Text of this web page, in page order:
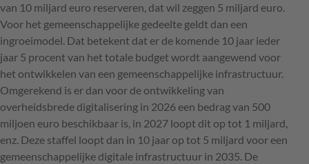
van 10 miljard euro reserveren, dat wil zeggen 5 miljard euro.
Voor het gemeenschappelijke gedeelte geldt dan een
ingroeimodel. Dat betekent dat er de komende 10 jaar ieder
jaar 5 procent van het totale budget wordt aangewend voor
het ontwikkelen van een gemeenschappelijke infrastructuur.
Omgerekend is er dan voor de ontwikkeling van
overheidsbrede digitalisering in 2026 een bedrag van 500
miljoen euro beschikbaar is, in 2027 loopt dit op tot 1 miljard,
enz. Deze staffel loopt dan in 10 jaar op tot 5 miljard voor een
gemeenschappelijke digitale infrastructuur in 2035. De